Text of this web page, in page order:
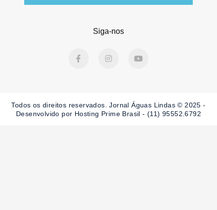
Siga-nos
a
k
-
n
a
m
o
Todos os direitos reservados. Jornal Águas Lindas © 2025 -
Desenvolvido por Hosting Prime Brasil - (11) 95552.6792